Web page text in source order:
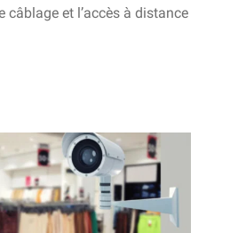
câblage et l’accès à distance